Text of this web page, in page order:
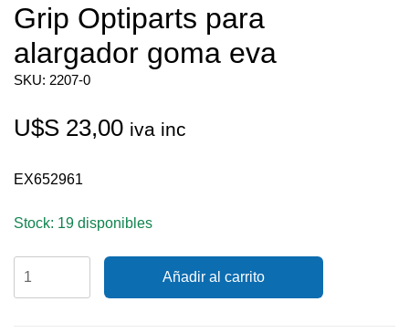
Grip Optiparts para
alargador goma eva
SKU: 2207-0
U$S 23,00 iva inc
EX652961
Stock: 19 disponibles
Optiparts
para
Añadir al carrito